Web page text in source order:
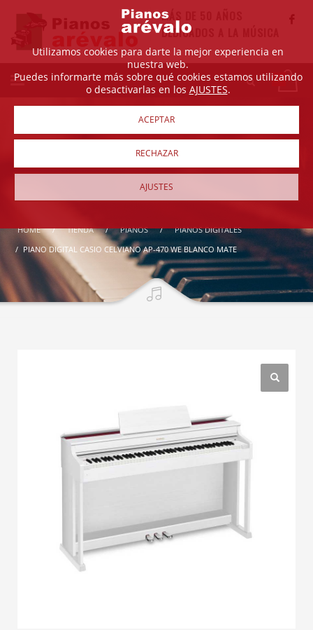
MÁS DE 50 AÑOS
DEDICADOS A LA MÚSICA
HOME TIENDA PIANOS
PIANOS DIGITALES
PIANO DIGITAL CASIO CELVIANO AP-470 WE BLANCO MATE
Utilizamos cookies para darte la mejor experiencia en
nuestra web.
Puedes informarte más sobre qué cookies estamos utilizando
o desactivarlas en los AJUSTES.
ACEPTAR
RECHAZAR
AJUSTES